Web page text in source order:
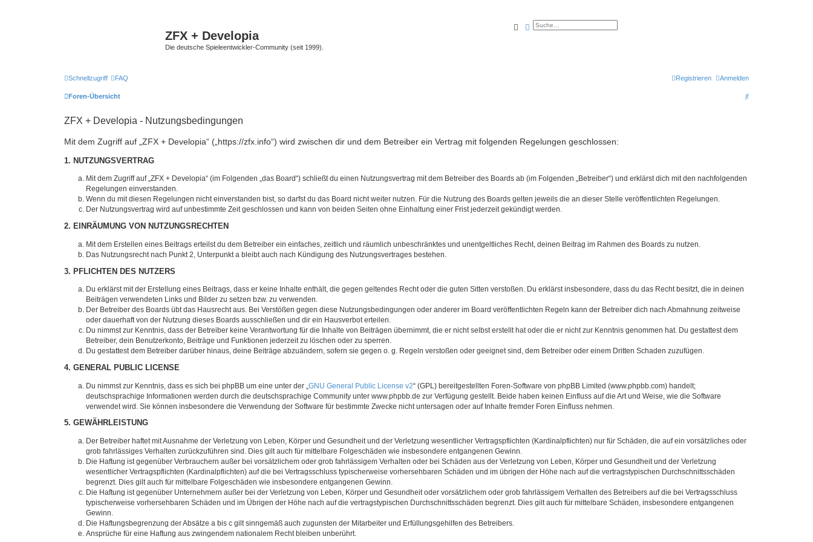
ZFX + Developia
Die deutsche Spieleentwickler-Community (seit 1999).
SucheErweiterte Suche
Schnellzugriff FAQ Anmelden
Registrieren
Foren-Übersicht
S
ZFX + Developia - Nutzungsbedingungen
Mit dem Zugriff auf „ZFX + Developia“ („https://zfx.info“) wird zwischen dir und dem Betreiber ein Vertrag mit folgenden Regelungen geschlossen:
1. NUTZUNGSVERTRAG
Mit dem Zugriff auf „ZFX + Developia“ (im Folgenden „das Board“) schließt du einen Nutzungsvertrag mit dem Betreiber des Boards ab (im Folgenden „Betreiber“) und erklärst dich mit den nachfolgenden
Regelungen einverstanden.
Wenn du mit diesen Regelungen nicht einverstanden bist, so darfst du das Board nicht weiter nutzen. Für die Nutzung des Boards gelten jeweils die an dieser Stelle veröffentlichten Regelungen.
Der Nutzungsvertrag wird auf unbestimmte Zeit geschlossen und kann von beiden Seiten ohne Einhaltung einer Frist jederzeit gekündigt werden.
2. EINRÄUMUNG VON NUTZUNGSRECHTEN
Mit dem Erstellen eines Beitrags erteilst du dem Betreiber ein einfaches, zeitlich und räumlich unbeschränktes und unentgeltliches Recht, deinen Beitrag im Rahmen des Boards zu nutzen.
Das Nutzungsrecht nach Punkt 2, Unterpunkt a bleibt auch nach Kündigung des Nutzungsvertrages bestehen.
3. PFLICHTEN DES NUTZERS
Du erklärst mit der Erstellung eines Beitrags, dass er keine Inhalte enthält, die gegen geltendes Recht oder die guten Sitten verstoßen. Du erklärst insbesondere, dass du das Recht besitzt, die in deinen
Beiträgen verwendeten Links und Bilder zu setzen bzw. zu verwenden.
Der Betreiber des Boards übt das Hausrecht aus. Bei Verstößen gegen diese Nutzungsbedingungen oder anderer im Board veröffentlichten Regeln kann der Betreiber dich nach Abmahnung zeitweise
oder dauerhaft von der Nutzung dieses Boards ausschließen und dir ein Hausverbot erteilen.
Du nimmst zur Kenntnis, dass der Betreiber keine Verantwortung für die Inhalte von Beiträgen übernimmt, die er nicht selbst erstellt hat oder die er nicht zur Kenntnis genommen hat. Du gestattest dem
Betreiber, dein Benutzerkonto, Beiträge und Funktionen jederzeit zu löschen oder zu sperren.
Du gestattest dem Betreiber darüber hinaus, deine Beiträge abzuändern, sofern sie gegen o. g. Regeln verstoßen oder geeignet sind, dem Betreiber oder einem Dritten Schaden zuzufügen.
4. GENERAL PUBLIC LICENSE
Du nimmst zur Kenntnis, dass es sich bei phpBB um eine unter der „ GNU General Public License v2“ (GPL) bereitgestellten Foren-Software von phpBB Limited (www.phpbb.com) handelt;
deutschsprachige Informationen werden durch die deutschsprachige Community unter www.phpbb.de zur Verfügung gestellt. Beide haben keinen Einfluss auf die Art und Weise, wie die Software
verwendet wird. Sie können insbesondere die Verwendung der Software für bestimmte Zwecke nicht untersagen oder auf Inhalte fremder Foren Einfluss nehmen.
5. GEWÄHRLEISTUNG
Der Betreiber haftet mit Ausnahme der Verletzung von Leben, Körper und Gesundheit und der Verletzung wesentlicher Vertragspflichten (Kardinalpflichten) nur für Schäden, die auf ein vorsätzliches oder
grob fahrlässiges Verhalten zurückzuführen sind. Dies gilt auch für mittelbare Folgeschäden wie insbesondere entgangenen Gewinn.
Die Haftung ist gegenüber Verbrauchern außer bei vorsätzlichem oder grob fahrlässigem Verhalten oder bei Schäden aus der Verletzung von Leben, Körper und Gesundheit und der Verletzung
wesentlicher Vertragspflichten (Kardinalpflichten) auf die bei Vertragsschluss typischerweise vorhersehbaren Schäden und im übrigen der Höhe nach auf die vertragstypischen Durchschnittsschäden
begrenzt. Dies gilt auch für mittelbare Folgeschäden wie insbesondere entgangenen Gewinn.
Die Haftung ist gegenüber Unternehmern außer bei der Verletzung von Leben, Körper und Gesundheit oder vorsätzlichem oder grob fahrlässigem Verhalten des Betreibers auf die bei Vertragsschluss
typischerweise vorhersehbaren Schäden und im Übrigen der Höhe nach auf die vertragstypischen Durchschnittsschäden begrenzt. Dies gilt auch für mittelbare Schäden, insbesondere entgangenen
Gewinn.
Die Haftungsbegrenzung der Absätze a bis c gilt sinngemäß auch zugunsten der Mitarbeiter und Erfüllungsgehilfen des Betreibers.
Ansprüche für eine Haftung aus zwingendem nationalem Recht bleiben unberührt.